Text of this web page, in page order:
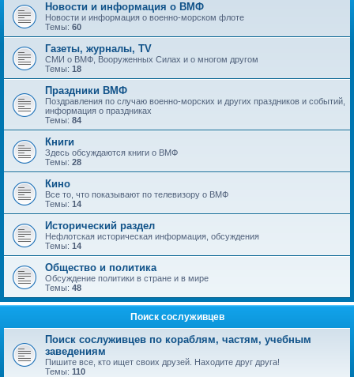
Новости и информация о ВМФ
Новости и информация о военно-морском флоте
Темы: 60
Газеты, журналы, TV
СМИ о ВМФ, Вооруженных Силах и о многом другом
Темы: 18
Праздники ВМФ
Поздравления по случаю военно-морских и других праздников и событий,
информация о праздниках
Темы: 84
Книги
Здесь обсуждаются книги о ВМФ
Темы: 28
Кино
Все то, что показывают по телевизору о ВМФ
Темы: 14
Исторический раздел
Нефлотская историческая информация, обсуждения
Темы: 14
Общество и политика
Обсуждение политики в стране и в мире
Темы: 48
Поиск сослуживцев
Поиск сослуживцев по кораблям, частям, учебным
заведениям
Пишите все, кто ищет своих друзей. Находите друг друга!
Темы: 110